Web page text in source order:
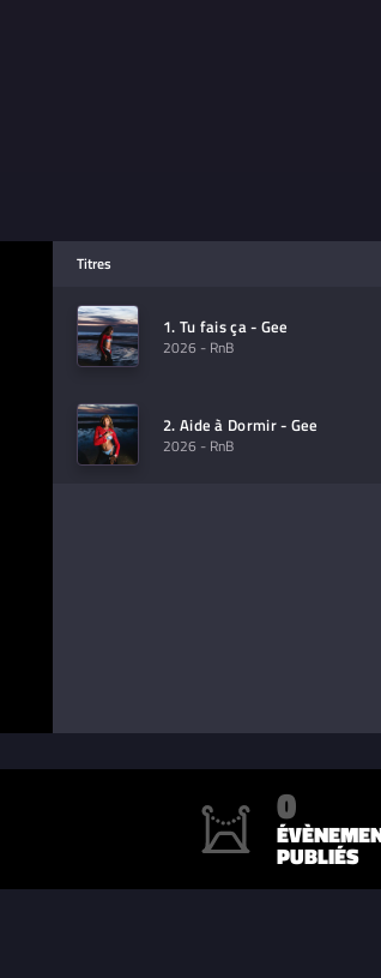
Titres
1. Tu fais ça - Gee
2026 - RnB
2. Aide à Dormir - Gee
2026 - RnB
0
PUBLIÉS